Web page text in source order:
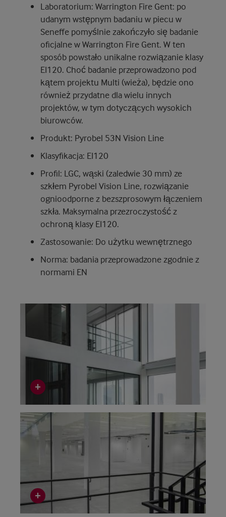
Laboratorium: Warrington Fire Gent: po
udanym wstępnym badaniu w piecu w
Seneffe pomyślnie zakończyło się badanie
oficjalne w Warrington Fire Gent. W ten
sposób powstało unikalne rozwiązanie klasy
EI120. Choć badanie przeprowadzono pod
kątem projektu Multi (wieża), będzie ono
również przydatne dla wielu innych
projektów, w tym dotyczących wysokich
biurowców.
Produkt: Pyrobel 53N Vision Line
Klasyfikacja: EI120
Profil: LGC, wąski (zaledwie 30 mm) ze
szkłem Pyrobel Vision Line, rozwiązanie
ognioodporne z bezszprosowym łączeniem
szkła. Maksymalna przezroczystość z
ochroną klasy EI120.
Zastosowanie: Do użytku wewnętrznego
Norma: badania przeprowadzone zgodnie z
normami EN